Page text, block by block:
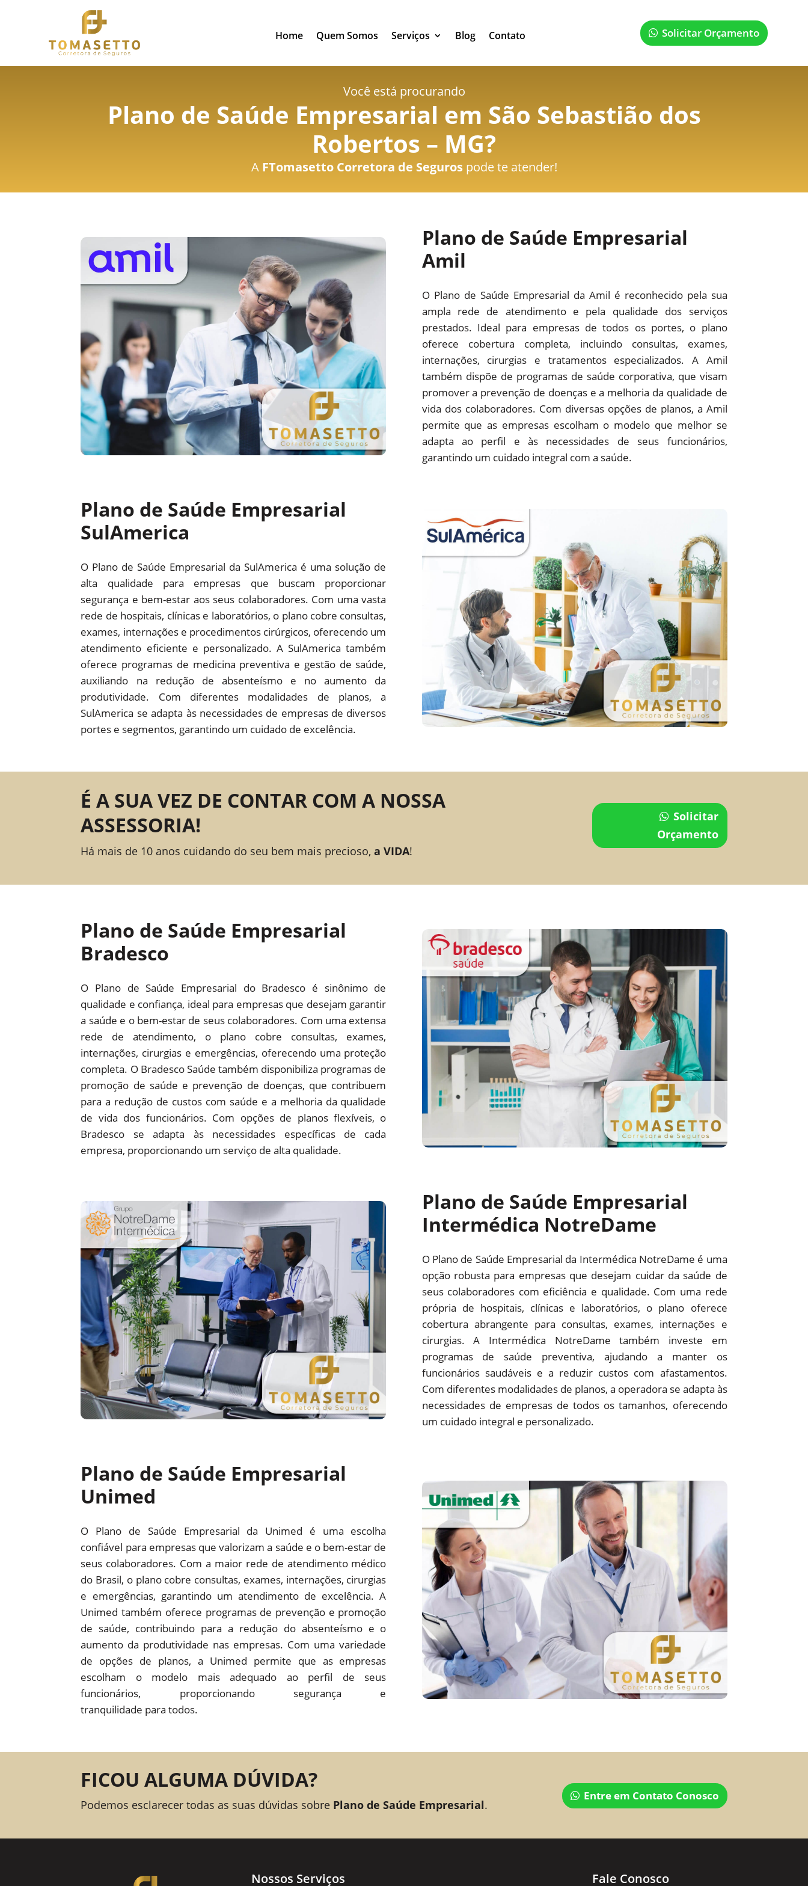
Home Quem Somos Serviços Blog Contato Solicitar Orçamento
Você está procurando
Plano de Saúde Empresarial em São Sebastião dos
Robertos – MG?
A FTomasetto Corretora de Segurospode te atender!
Plano de Saúde Empresarial
Amil
O Plano de Saúde Empresarial da Amil é reconhecido pela sua
ampla rede de atendimento e pela qualidade dos serviços
prestados. Ideal para empresas de todos os portes, o plano
oferece cobertura completa, incluindo consultas, exames,
internações, cirurgias e tratamentos especializados. A Amil
também dispõe de programas de saúde corporativa, que visam
promover a prevenção de doenças e a melhoria da qualidade de
vida dos colaboradores. Com diversas opções de planos, a Amil
permite que as empresas escolham o modelo que melhor se
adapta ao perfil e às necessidades de seus funcionários,
garantindo um cuidado integral com a saúde.
Plano de Saúde Empresarial
SulAmerica
O Plano de Saúde Empresarial da SulAmerica é uma solução de
alta qualidade para empresas que buscam proporcionar
segurança e bem-estar aos seus colaboradores. Com uma vasta
rede de hospitais, clínicas e laboratórios, o plano cobre consultas,
exames, internações e procedimentos cirúrgicos, oferecendo um
atendimento eficiente e personalizado. A SulAmerica também
oferece programas de medicina preventiva e gestão de saúde,
auxiliando na redução de absenteísmo e no aumento da
produtividade. Com diferentes modalidades de planos, a
SulAmerica se adapta às necessidades de empresas de diversos
portes e segmentos, garantindo um cuidado de excelência.
É A SUA VEZ DE CONTAR COM A NOSSA
ASSESSORIA!
Há mais de 10 anos cuidando do seu bem mais precioso,a VIDA!
Solicitar
Orçamento
Plano de Saúde Empresarial
Bradesco
O Plano de Saúde Empresarial do Bradesco é sinônimo de
qualidade e confiança, ideal para empresas que desejam garantir
a saúde e o bem-estar de seus colaboradores. Com uma extensa
rede de atendimento, o plano cobre consultas, exames,
internações, cirurgias e emergências, oferecendo uma proteção
completa. O Bradesco Saúde também disponibiliza programas de
promoção de saúde e prevenção de doenças, que contribuem
para a redução de custos com saúde e a melhoria da qualidade
de vida dos funcionários. Com opções de planos flexíveis, o
Bradesco se adapta às necessidades específicas de cada
empresa, proporcionando um serviço de alta qualidade.
Plano de Saúde Empresarial
Intermédica NotreDame
O Plano de Saúde Empresarial da Intermédica NotreDame é uma
opção robusta para empresas que desejam cuidar da saúde de
seus colaboradores com eficiência e qualidade. Com uma rede
própria de hospitais, clínicas e laboratórios, o plano oferece
cobertura abrangente para consultas, exames, internações e
cirurgias. A Intermédica NotreDame também investe em
programas de saúde preventiva, ajudando a manter os
funcionários saudáveis e a reduzir custos com afastamentos.
Com diferentes modalidades de planos, a operadora se adapta às
necessidades de empresas de todos os tamanhos, oferecendo
um cuidado integral e personalizado.
Plano de Saúde Empresarial
Unimed
O Plano de Saúde Empresarial da Unimed é uma escolha
confiável para empresas que valorizam a saúde e o bem-estar de
seus colaboradores. Com a maior rede de atendimento médico
do Brasil, o plano cobre consultas, exames, internações, cirurgias
e emergências, garantindo um atendimento de excelência. A
Unimed também oferece programas de prevenção e promoção
de saúde, contribuindo para a redução do absenteísmo e o
aumento da produtividade nas empresas. Com uma variedade
de opções de planos, a Unimed permite que as empresas
escolham o modelo mais adequado ao perfil de seus
funcionários, proporcionando segurança e
tranquilidade para todos.
FICOU ALGUMA DÚVIDA?
Podemos esclarecer todas as suas dúvidas sobre Plano de Saúde Empresarial.
Entre em Contato Conosco
Nossos Serviços Fale Conosco